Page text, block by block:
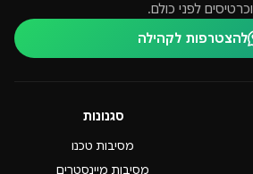
וכרטיסים לפני כולם.
להצטרפות לקהילה
סגנונות
מסיבות טכנו
מסיבות מיינסטרים